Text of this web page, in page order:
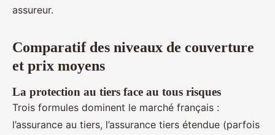
assureur.
Comparatif des niveaux de couverture
et prix moyens
La protection au tiers face au tous risques
Trois formules dominent le marché français :
l’assurance au tiers, l’assurance tiers étendue (parfois